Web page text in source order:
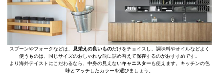
スプーンやフォークなどは、 見栄えの良いものだけをチョイスし、調味料やオイルなどよく
使うものは、同じサイズのおしゃれな瓶に詰め替えて保存するのがおすすめです。
より海外テイストにこだわるなら、中身の見えないキャニスターも使えます。キッチンの色
味とマッチしたカラーを選びましょう。